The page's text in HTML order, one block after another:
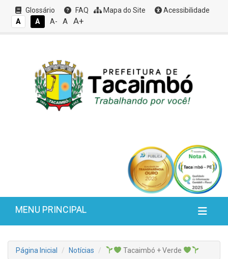
Glossário FAQ Mapa do Site
Acessibilidade
A
A A- A A+
MENU PRINCIPAL
Página Inicial Notícias Tacaimbó + Verde